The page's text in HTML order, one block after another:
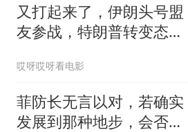
又打起来了，伊朗头号盟
友参战，特朗普转变态
哎呀哎呀看电影
菲防长无言以对，若确实
发展到那种地步，会否上